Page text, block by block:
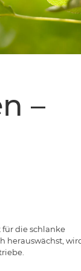
–
die schlanke
herauswächst,